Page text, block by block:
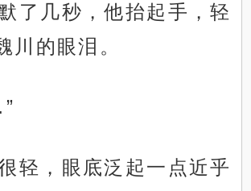
了几秒，他抬起手，轻
川的眼泪。
轻，眼底泛起一点近乎